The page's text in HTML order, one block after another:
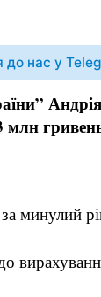
до нас у
млн
минулий